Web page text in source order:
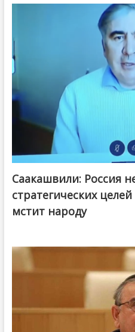
Саакашвили: Россия
стратегических
мстит народу